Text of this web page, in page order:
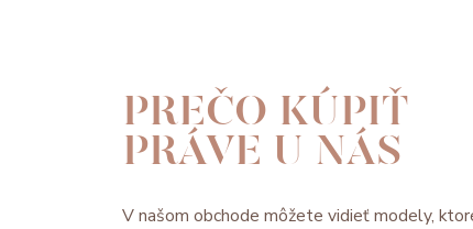
PREČO KÚPIŤ
PRÁVE U NÁS
V našom obchode môžete vidieť modely,